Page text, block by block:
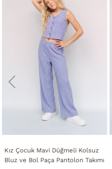
Kız Çocuk Mavi Düğmeli Kolsuz
Bluz ve Bol Paça Pantolon Takımı